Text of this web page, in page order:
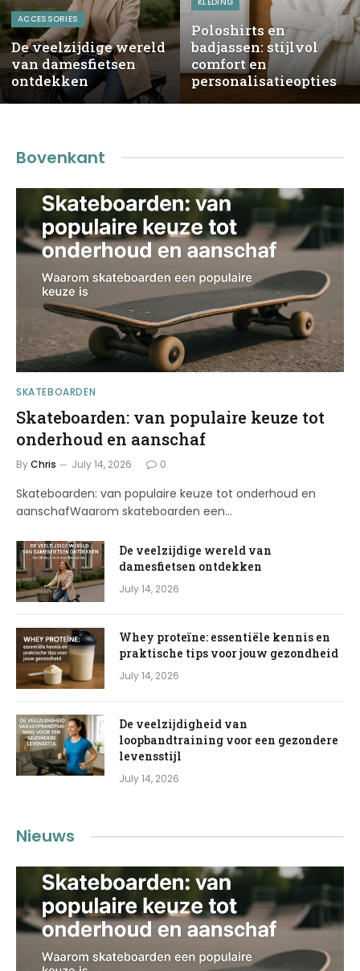
ACCESSORIES
De veelzijdige wereld
van damesfietsen
ontdekken
Poloshirts en
badjassen: stijlvol
comfort en
personalisatieopties
Bovenkant
SKATEBOARDEN
Skateboarden: van populaire keuze tot
onderhoud en aanschaf
ByChris July 14, 2026 0
Skateboarden: van populaire keuze tot onderhoud en
aanschafWaarom skateboarden een…
De veelzijdige wereld van
damesfietsen ontdekken
July 14, 2026
Whey proteïne: essentiële kennis en
praktische tips voor jouw gezondheid
July 14, 2026
De veelzijdigheid van
loopbandtraining voor een gezondere
levensstijl
July 14, 2026
Nieuws